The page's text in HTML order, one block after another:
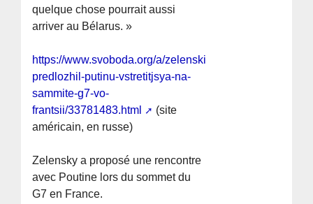
quelque chose pourrait aussi
arriver au Bélarus. »
https://www.svoboda.org/a/zelenskiy-
predlozhil-putinu-vstretitjsya-na-
sammite-g7-vo-
frantsii/33781483.html
(site
américain, en russe)
Zelensky a proposé une rencontre
avec Poutine lors du sommet du
G7 en France.